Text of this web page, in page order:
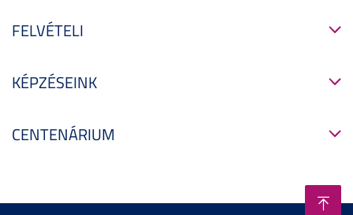
FELVÉTELI
KÉPZÉSEINK
CENTENÁRIUM